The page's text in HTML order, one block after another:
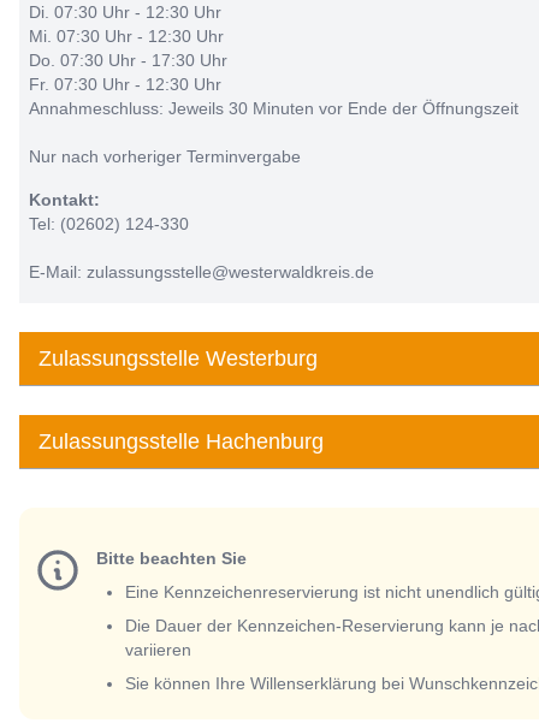
Di. 07:30 Uhr - 12:30 Uhr
Mi. 07:30 Uhr - 12:30 Uhr
Do. 07:30 Uhr - 17:30 Uhr
Fr. 07:30 Uhr - 12:30 Uhr
Annahmeschluss: Jeweils 30 Minuten vor Ende der Öffnungszeit
Nur nach vorheriger Terminvergabe
Kontakt:
Tel: (02602) 124-330
E-Mail: zulassungsstelle@westerwaldkreis.de
Zulassungsstelle Westerburg
Zulassungsstelle Hachenburg
Bitte beachten Sie
Eine Kennzeichenreservierung ist nicht unendlich
Die Dauer der Kennzeichen-Reservierung kann je
variieren
Sie können Ihre Willenserklärung bei